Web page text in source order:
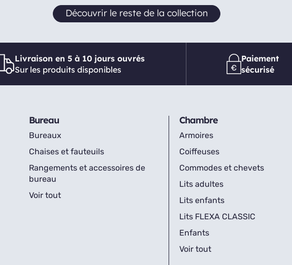
Découvrir le reste de la collection
Livraison en 5 à 10 jours ouvrés
Sur les produits disponibles
Paiement
sécurisé
Bureau
Bureaux
Chaises et fauteuils
Rangements et accessoires de
bureau
Voir tout
Chambre
Armoires
Coiffeuses
Commodes et chevets
Lits adultes
Lits enfants
Lits FLEXA CLASSIC
Enfants
Voir tout